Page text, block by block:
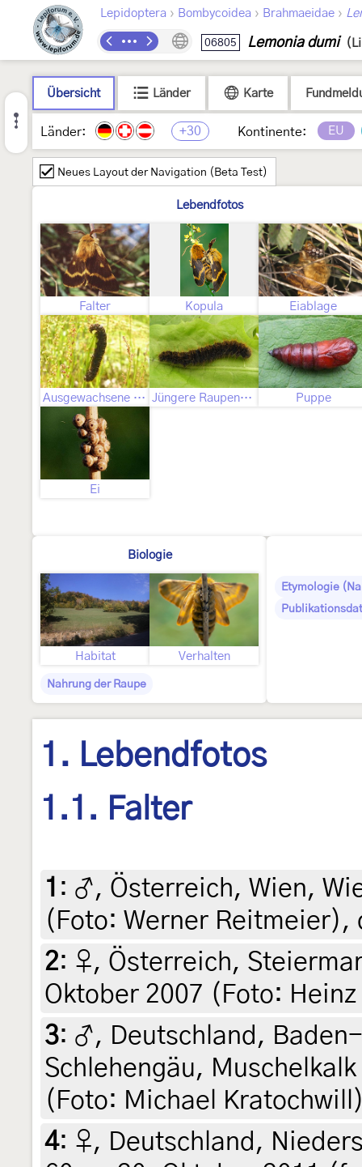
Lepidoptera › Bombycoidea › Brahmaeidae ›
06805 Lemonia dumi
Übersicht Länder Karte
Länder: +30 Kontinente: EU
Neues Layout der Navigation (Beta Test)
Lebendfotos
Falter Kopula Eiablage
Ausgewachsene Raupe Jüngere Raupenstadien Puppe
Ei
Biologie
Habitat Verhalten
Nahrung der Raupe
Etymologie
1. Lebendfotos
1.1. Falter
1 : ♂, Österreich, Wien,
(Foto: Werner Reitmeier),
2: ♀, Österreich,
Oktober 2007 (Foto:
3: ♂, Deutschland,
Schlehengäu,
(Foto: Michael
4: ♀, Deutschland,